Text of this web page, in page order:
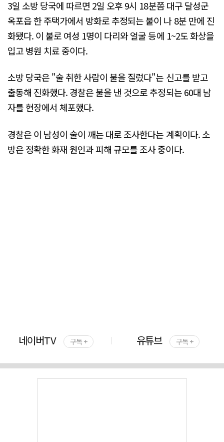
3일 소방 당국에 따르면 2일 오후 9시 18분쯤 대구 달성군
옥포읍 한 주택가에서 방화로 추정되는 불이 나 8분 만에 진
화됐다. 이 불로 여성 1명이 다리와 얼굴 등에 1~2도 화상을
입고 병원 치료 중이다.
소방 당국은 "술 취한 사람이 불을 질렀다"는 신고를 받고
출동해 진화했다. 경찰은 불을 낸 것으로 추정되는 60대 남
자를 현장에서 체포했다.
경찰은 이 남성이 술이 깨는 대로 조사한다는 계획이다. 소
방은 정확한 화재 원인과 피해 규모를 조사 중이다.
네이버TV 구독 + 유튜브 구독 +